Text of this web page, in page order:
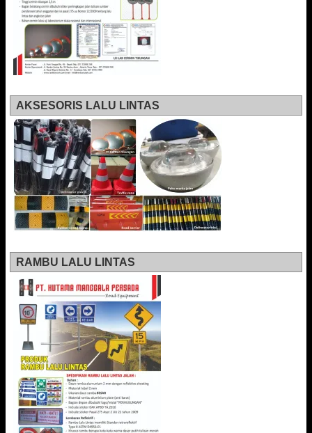
AKSESORIS LALU LINTAS
RAMBU LALU LINTAS